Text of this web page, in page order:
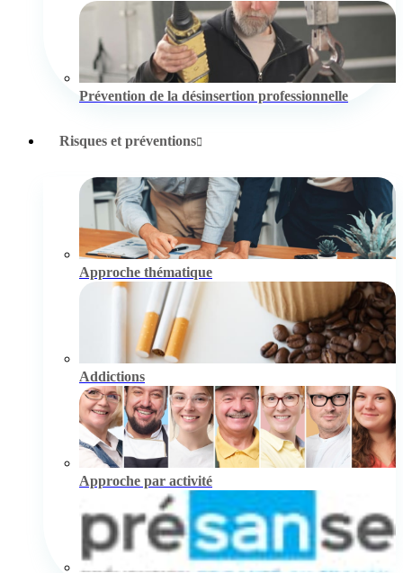
Prévention de la désinsertion professionnelle
Risques et préventions
Approche thématique
Addictions
Approche par activité